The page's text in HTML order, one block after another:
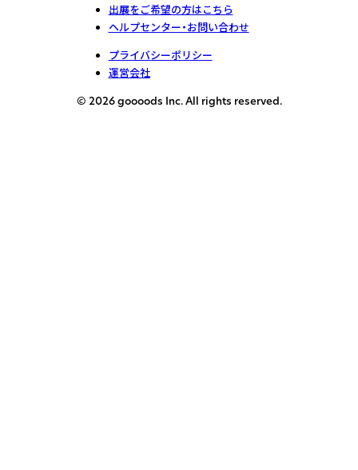
出展をご希望の方はこちら
ヘルプセンター・お問い合わせ
プライバシーポリシー
運営会社
© 2026 goooods Inc. All rights reserved.